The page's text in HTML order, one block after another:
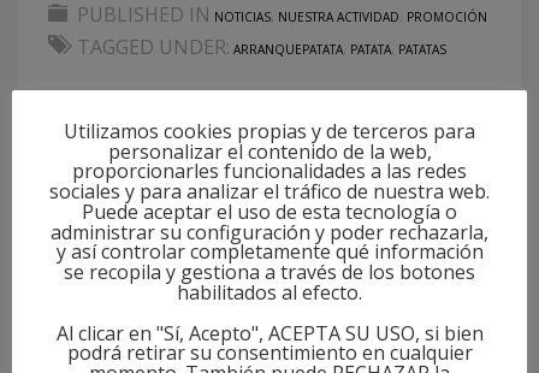
PUBLISHED IN NOTICIAS, NUESTRA ACTIVIDAD, PROMOCIÓN
TAGGED UNDER: ARRANQUEPATATA, PATATA, PATATAS
Utilizamos cookies propias y de terceros para
personalizar el contenido de la web,
proporcionarles funcionalidades a las redes
sociales y para analizar el tráfico de nuestra web.
Puede aceptar el uso de esta tecnología o
administrar su configuración y poder rechazarla,
y así controlar completamente qué información
se recopila y gestiona a través de los botones
habilitados al efecto.
Al clicar en "Sí, Acepto", ACEPTA SU USO, si bien
podrá retirar su consentimiento en cualquier